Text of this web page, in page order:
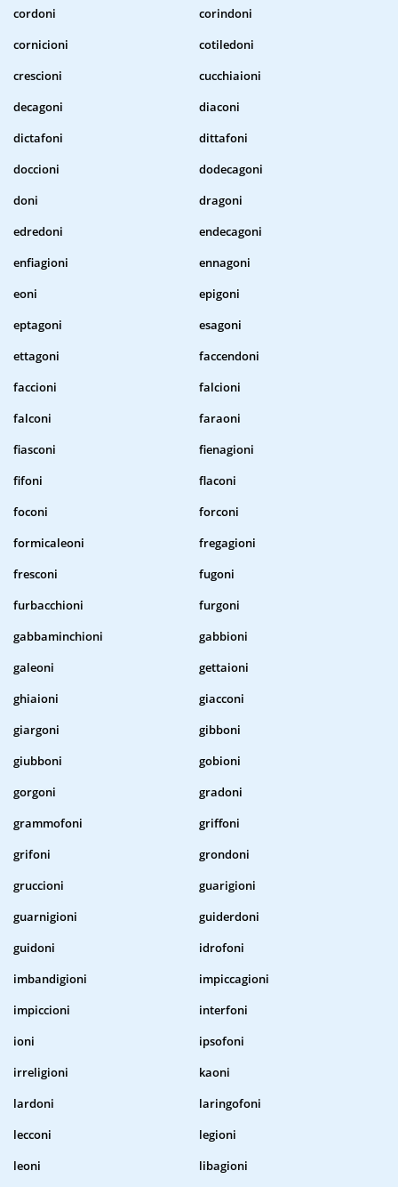
cordoni
corindoni
cornicioni
cotiledoni
crescioni
cucchiaioni
decagoni
diaconi
dictafoni
dittafoni
doccioni
dodecagoni
doni
dragoni
edredoni
endecagoni
enfiagioni
ennagoni
eoni
epigoni
eptagoni
esagoni
ettagoni
faccendoni
faccioni
falcioni
falconi
faraoni
fiasconi
fienagioni
fifoni
flaconi
foconi
forconi
formicaleoni
fregagioni
fresconi
fugoni
furbacchioni
furgoni
gabbaminchioni
gabbioni
galeoni
gettaioni
ghiaioni
giacconi
giargoni
gibboni
giubboni
gobioni
gorgoni
gradoni
grammofoni
griffoni
grifoni
grondoni
gruccioni
guarigioni
guarnigioni
guiderdoni
guidoni
idrofoni
imbandigioni
impiccagioni
impiccioni
interfoni
ioni
ipsofoni
irreligioni
kaoni
lardoni
laringofoni
lecconi
legioni
leoni
libagioni